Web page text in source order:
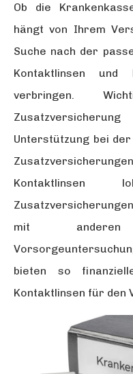
Ob die
hängt von Ihrem
Suche nach der
Kontaktlinsen
verbringen.
Unterstützung bei
Kontaktlinsen
mit
bieten so
Kontaktlinsen für den